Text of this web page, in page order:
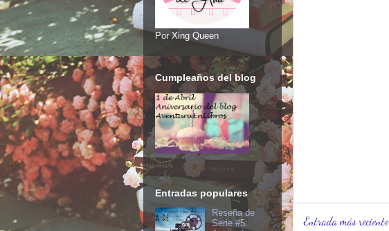
Entrada más reciente
Por Xing Queen
Cumpleaños del blog
Entradas populares
Reseña de
Serie #5: